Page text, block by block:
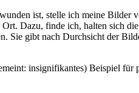
ist, stelle ich meine
Dazu, finde ich, halten sich
Sie gibt nach Durchsicht der
insignifikantes) Beispiel